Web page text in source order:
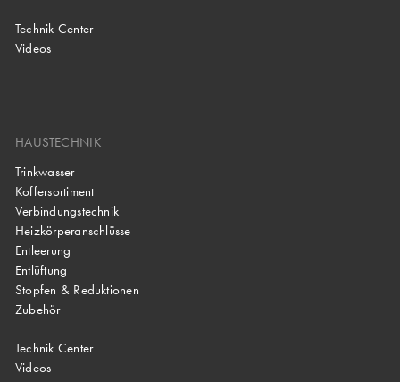
Technik Center
Videos
HAUSTECHNIK
Trinkwasser
Koffersortiment
Verbindungstechnik
Heizkörperanschlüsse
Entleerung
Entlüftung
Stopfen & Reduktionen
Zubehör
Technik Center
Videos